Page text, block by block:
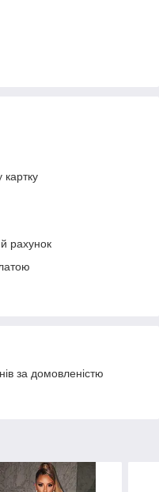
рахунок
за домовленістю